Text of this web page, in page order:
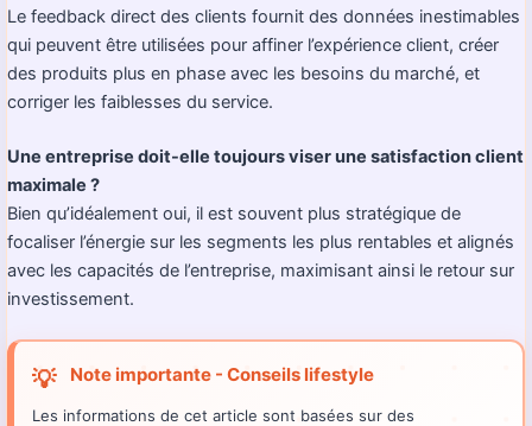
Le feedback direct des clients fournit des données inestimables
qui peuvent être utilisées pour affiner l’expérience client, créer
des produits plus en phase avec les besoins du marché, et
corriger les faiblesses du service.
Une entreprise doit-elle toujours viser une satisfaction client
maximale ?
Bien qu’idéalement oui, il est souvent plus stratégique de
focaliser l’énergie sur les segments les plus rentables et alignés
avec les capacités de l’entreprise, maximisant ainsi le retour sur
investissement.
💡 Note importante - Conseils lifestyle
Les informations de cet article sont basées sur des